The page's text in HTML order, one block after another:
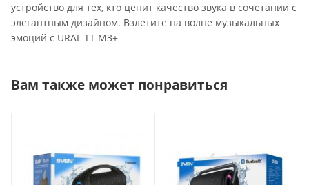
устройство для тех, кто ценит качество звука в сочетании с
элегантным дизайном. Взлетите на волне музыкальных
эмоций с URAL ТТ М3+
Вам также может понравиться